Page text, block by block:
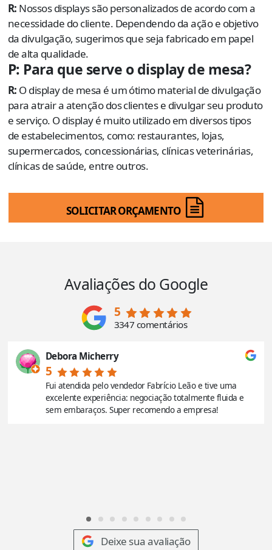
R: Nossos displays são personalizados de acordo com a
necessidade do cliente. Dependendo da ação e objetivo
da divulgação, sugerimos que seja fabricado em papel
de alta qualidade.
P: Para que serve o display de mesa?
R: O display de mesa é um ótimo material de divulgação
para atrair a atenção dos clientes e divulgar seu produto
e serviço. O display é muito utilizado em diversos tipos
de estabelecimentos, como: restaurantes, lojas,
supermercados, concessionárias, clínicas veterinárias,
clínicas de saúde, entre outros.
SOLICITAR ORÇAMENTO
Avaliações do Google
5
3347 comentários
Debora Micherry
5
Fui atendida pelo vendedor Fabrício Leão e tive uma
excelente experiência: negociação totalmente fluida e
sem embaraços. Super recomendo a empresa!
Deixe sua avaliação